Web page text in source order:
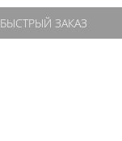
БЫСТРЫЙ ЗАКАЗ